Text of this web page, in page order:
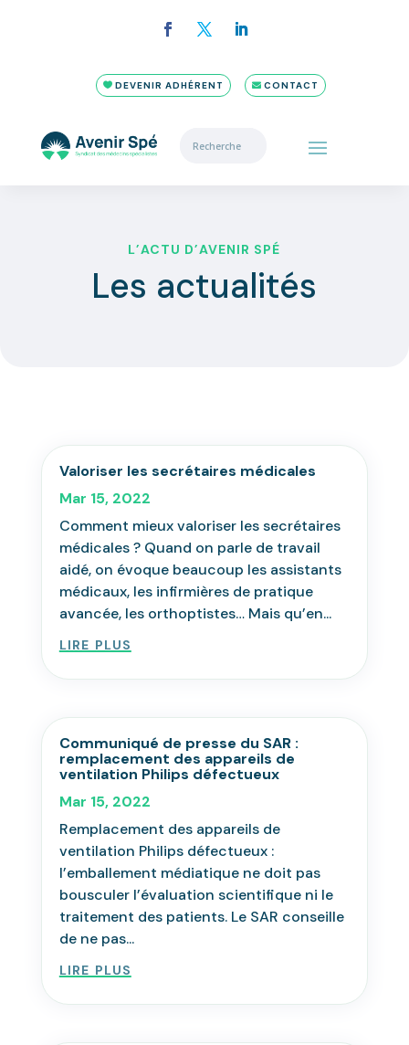
DEVENIR ADHÉRENT CONTACT
L’ACTU D’AVENIR SPÉ
Les actualités
Valoriser les secrétaires médicales
Mar 15, 2022
Comment mieux valoriser les secrétaires
médicales ? Quand on parle de travail
aidé, on évoque beaucoup les assistants
médicaux, les infirmières de pratique
avancée, les orthoptistes… Mais qu’en...
lire plus
Communiqué de presse du SAR :
remplacement des appareils de
ventilation Philips défectueux
Mar 15, 2022
Remplacement des appareils de
ventilation Philips défectueux :
l’emballement médiatique ne doit pas
bousculer l’évaluation scientifique ni le
traitement des patients. Le SAR conseille
de ne pas...
lire plus